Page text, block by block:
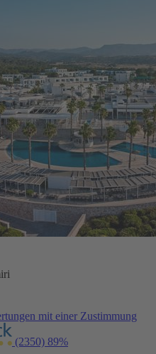
mit einer Zustimmung
(2350) 89%